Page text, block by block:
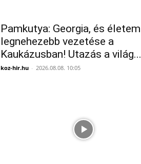
Pamkutya: Georgia, és életem
legnehezebb vezetése a
Kaukázusban! Utazás a világ...
koz-hir.hu - 2026.08.08. 10:05